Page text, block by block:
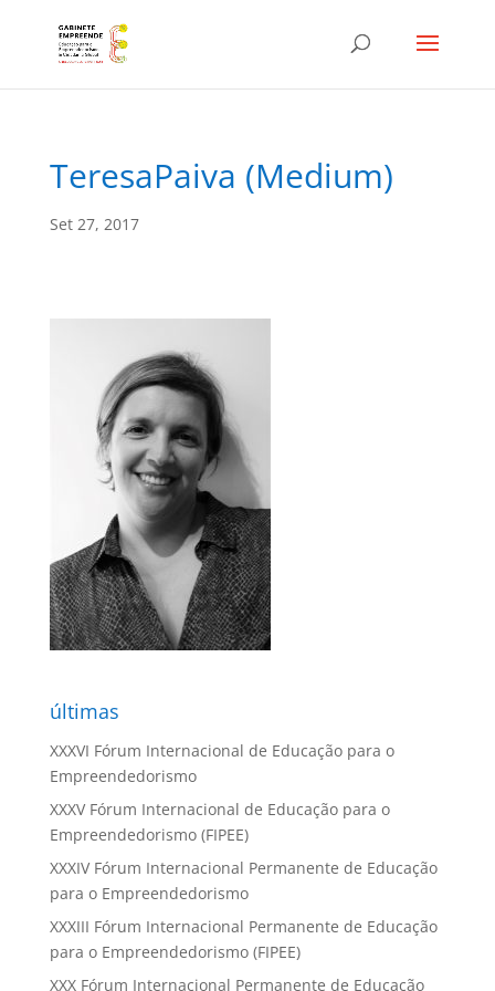
TeresaPaiva (Medium)
Set 27, 2017
últimas
XXXVI Fórum Internacional de Educação para o
Empreendedorismo
XXXV Fórum Internacional de Educação para o
Empreendedorismo (FIPEE)
XXXIV Fórum Internacional Permanente de Educação
para o Empreendedorismo
XXXIII Fórum Internacional Permanente de Educação
para o Empreendedorismo (FIPEE)
XXX Fórum Internacional Permanente de Educação